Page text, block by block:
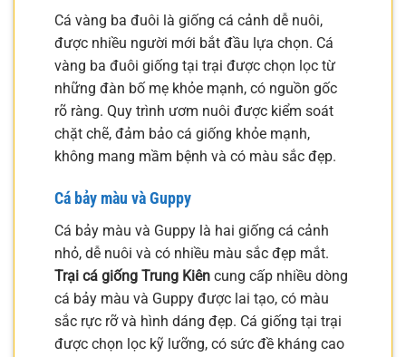
Cá vàng ba đuôi là giống cá cảnh dễ nuôi,
được nhiều người mới bắt đầu lựa chọn. Cá
vàng ba đuôi giống tại trại được chọn lọc từ
những đàn bố mẹ khỏe mạnh, có nguồn gốc
rõ ràng. Quy trình ươm nuôi được kiểm soát
chặt chẽ, đảm bảo cá giống khỏe mạnh,
không mang mầm bệnh và có màu sắc đẹp.
Cá bảy màu và Guppy
Cá bảy màu và Guppy là hai giống cá cảnh
nhỏ, dễ nuôi và có nhiều màu sắc đẹp mắt.
Trại cá giống Trung Kiên cung cấp nhiều dòng
cá bảy màu và Guppy được lai tạo, có màu
sắc rực rỡ và hình dáng đẹp. Cá giống tại trại
được chọn lọc kỹ lưỡng, có sức đề kháng cao